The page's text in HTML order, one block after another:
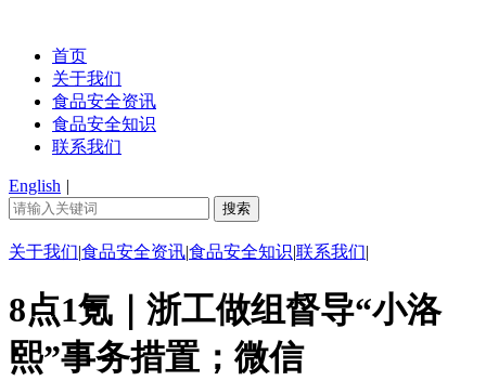
首页
关于我们
食品安全资讯
食品安全知识
联系我们
English |
关于我们|食品安全资讯|食品安全知识|联系我们|
8点1氪｜浙工做组督导“小洛
熙”事务措置；微信